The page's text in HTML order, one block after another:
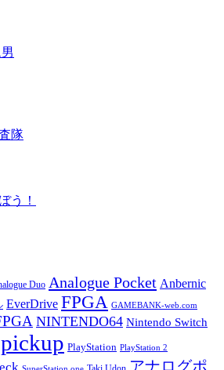
隊
う！
Duo Analogue Pocket Anbernic
EverDrive FPGA GAMEBANK-web.com
NINTENDO64 Nintendo Switch
pickup PlayStation PlayStation 2
アナログポ